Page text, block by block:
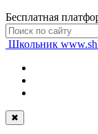
Бесплатная
Школьник
✖